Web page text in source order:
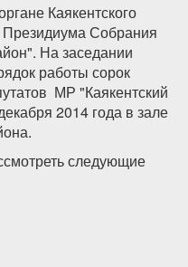
Каякентского
Президиума Собрания
На заседании
работы сорок
МР "Каякентский
2014 года в зале
следующие